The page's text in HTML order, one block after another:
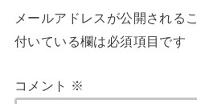
メールアドレスが公開される
付いている欄は必須項目です
コメント ※